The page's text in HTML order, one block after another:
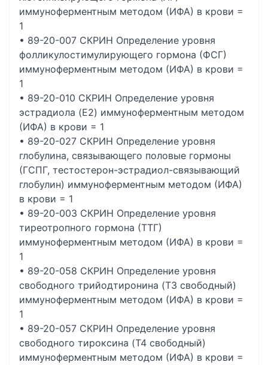
иммуноферментным методом (ИФА) в крови =
1
• 89-20-007 СКРИН Определение уровня
фолликулостимулирующего гормона (ФСГ)
иммуноферментным методом (ИФА) в крови =
1
• 89-20-010 СКРИН Определение уровня
эстрадиола (E2) иммуноферментным методом
(ИФА) в крови = 1
• 89-20-027 СКРИН Определение уровня
глобулина, связывающего половые гормоны
(ГСПГ, тестостерон-эстрадиол-связывающий
глобулин) иммуноферментным методом (ИФА)
в крови = 1
• 89-20-003 СКРИН Определение уровня
тиреотропного гормона (ТТГ)
иммуноферментным методом (ИФА) в крови =
1
• 89-20-058 СКРИН Определение уровня
свободного трийодтиронина (T3 свободный)
иммуноферментным методом (ИФА) в крови =
1
• 89-20-057 СКРИН Определение уровня
свободного тироксина (T4 свободный)
иммуноферментным методом (ИФА) в крови =